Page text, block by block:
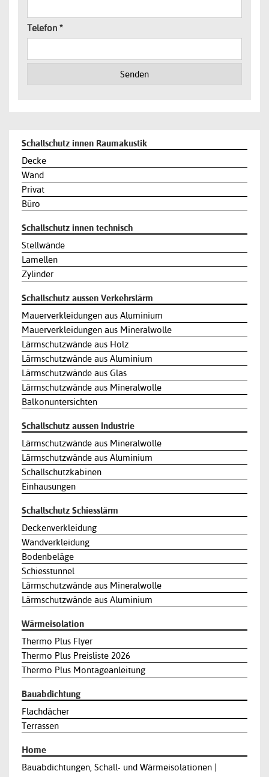
Telefon *
Senden
Schallschutz innen Raumakustik
Decke
Wand
Privat
Büro
Schallschutz innen technisch
Stellwände
Lamellen
Zylinder
Schallschutz aussen Verkehrslärm
Mauerverkleidungen aus Aluminium
Mauerverkleidungen aus Mineralwolle
Lärmschutzwände aus Holz
Lärmschutzwände aus Aluminium
Lärmschutzwände aus Glas
Lärmschutzwände aus Mineralwolle
Balkonuntersichten
Schallschutz aussen Industrie
Lärmschutzwände aus Mineralwolle
Lärmschutzwände aus Aluminium
Schallschutzkabinen
Einhausungen
Schallschutz Schiesslärm
Deckenverkleidung
Wandverkleidung
Bodenbeläge
Schiesstunnel
Lärmschutzwände aus Mineralwolle
Lärmschutzwände aus Aluminium
Wärmeisolation
Thermo Plus Flyer
Thermo Plus Preisliste 2026
Thermo Plus Montageanleitung
Bauabdichtung
Flachdächer
Terrassen
Home
Bauabdichtungen, Schall- und Wärmeisolationen |